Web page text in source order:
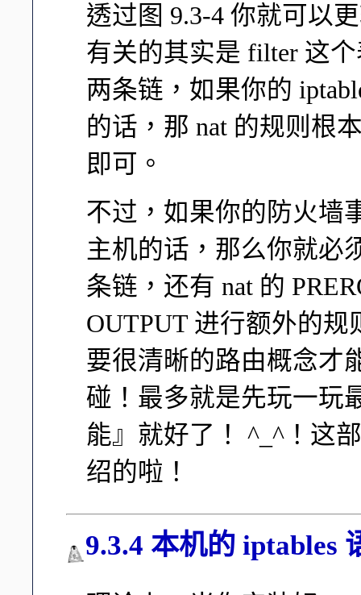
透过图 9.3-4 你就可以
有关的其实是 filter 这
两条链，如果你的
的话，那 nat 的规则根
即可。
不过，如果你的防火墙
主机的话，那么你就必
条链，还有 nat 的
OUTPUT 进行额外的
要很清晰的路由概念才
碰！最多就是先玩一玩
能』就好了！ ^_^！这
绍的啦！
9.3.4 本机的 iptables